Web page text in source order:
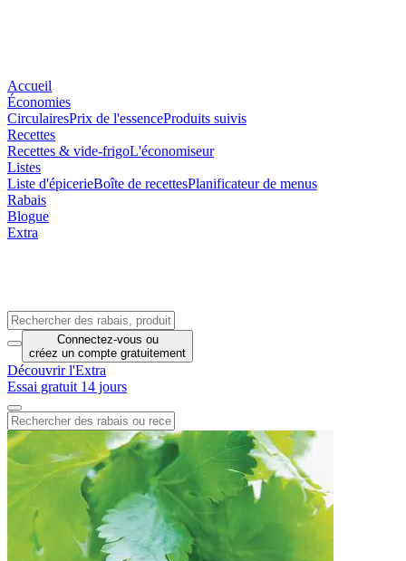
Accueil
Économies
CirculairesPrix de l'essenceProduits suivis
Recettes
Recettes & vide-frigoL'économiseur
Listes
Liste d'épicerieBoîte de recettesPlanificateur de menus
Rabais
Blogue
Extra
Connectez-vous ou
créez un compte gratuitement
Découvrir l'Extra
Essai gratuit 14 jours